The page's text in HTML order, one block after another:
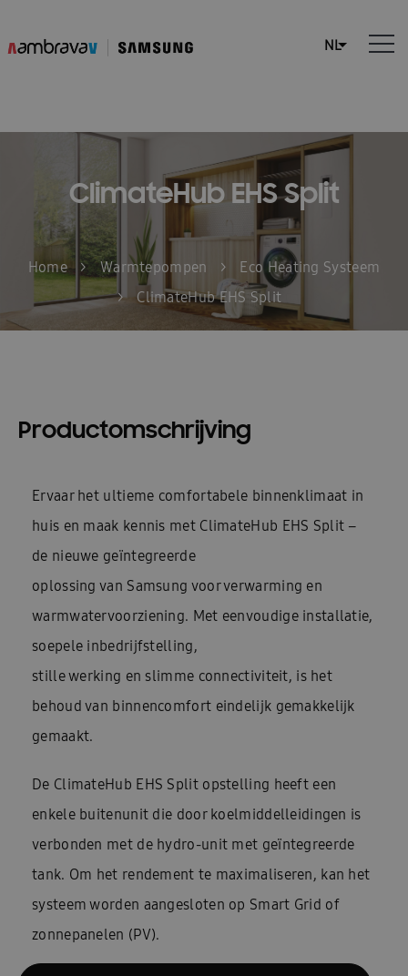
ClimateHub EHS Split
Home > Warmtepompen >
Eco Heating Systeem
> ClimateHub EHS Split
Productomschrijving
Ervaar het ultieme comfortabele binnenklimaat in
huis en maak kennis met ClimateHub EHS Split –
de nieuwe geïntegreerde
oplossing van Samsung voor verwarming en
warmwatervoorziening. Met eenvoudige installatie,
soepele inbedrijfstelling,
stille werking en slimme connectiviteit, is het
behoud van binnencomfort eindelijk gemakkelijk
gemaakt.
De ClimateHub EHS Split opstelling heeft een
enkele buitenunit die door koelmiddelleidingen is
verbonden met de hydro-unit met geïntegreerde
tank. Om het rendement te maximaliseren, kan het
systeem worden aangesloten op Smart Grid of
zonnepanelen (PV).